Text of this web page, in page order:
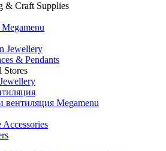
& Craft Supplies
Jewellery
& Pendants
Stores
вентиляция Megamenu